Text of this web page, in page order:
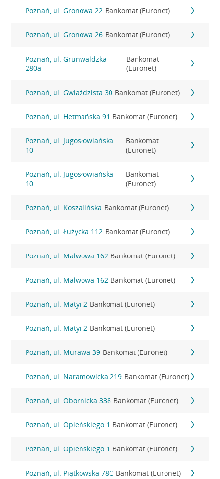
Poznań, ul. Gronowa 22 Bankomat (Euronet)
Poznań, ul. Gronowa 26 Bankomat (Euronet)
Poznań, ul. Grunwaldzka
280a
Bankomat
(Euronet)
Poznań, ul. Gwiaździsta 30 Bankomat (Euronet)
Poznań, ul. Hetmańska 91 Bankomat (Euronet)
Poznań, ul. Jugosłowiańska
10
Bankomat
(Euronet)
Poznań, ul. Jugosłowiańska
10
Bankomat
(Euronet)
Poznań, ul. Koszalińska Bankomat (Euronet)
Poznań, ul. Łużycka 112 Bankomat (Euronet)
Poznań, ul. Malwowa 162 Bankomat (Euronet)
Poznań, ul. Malwowa 162 Bankomat (Euronet)
Poznań, ul. Matyi 2 Bankomat (Euronet)
Poznań, ul. Matyi 2 Bankomat (Euronet)
Poznań, ul. Murawa 39 Bankomat (Euronet)
Poznań, ul. Naramowicka 219 Bankomat (Euronet)
Poznań, ul. Obornicka 338 Bankomat (Euronet)
Poznań, ul. Opieńskiego 1 Bankomat (Euronet)
Poznań, ul. Opieńskiego 1 Bankomat (Euronet)
Poznań, ul. Piątkowska 78C Bankomat (Euronet)